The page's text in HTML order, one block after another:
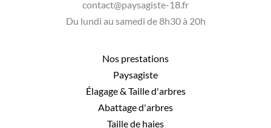
contact@paysagiste-18.fr
Du lundi au samedi de 8h30 à 20h
Nos prestations
Paysagiste
Élagage& Taille d'arbres
Abattage d'arbres
Taille de haies